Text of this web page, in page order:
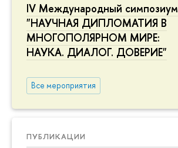
IV Международный симпозиум
"НАУЧНАЯ ДИПЛОМАТИЯ В
МНОГОПОЛЯРНОМ МИРЕ:
НАУКА. ДИАЛОГ. ДОВЕРИЕ"
Все мероприятия
ПУБЛИКАЦИИ